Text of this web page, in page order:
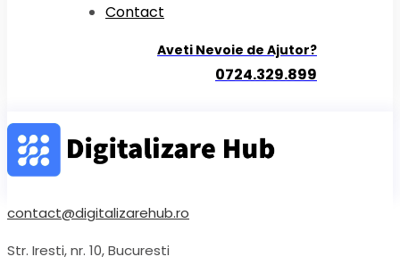
Contact
Aveti Nevoie de Ajutor?
0724.329.899
contact@digitalizarehub.ro
Str. Iresti, nr. 10, Bucuresti